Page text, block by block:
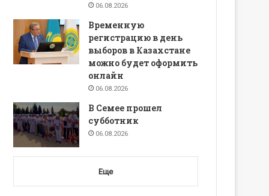
06.08.2026
Временную
регистрацию в день
выборов в Казахстане
можно будет оформить
онлайн
06.08.2026
В Семее прошел
субботник
06.08.2026
Еще